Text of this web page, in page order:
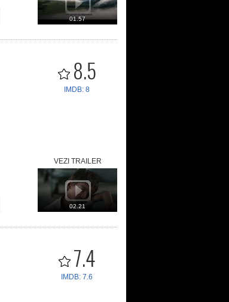
01.57
8.5
IMDB: 8
VEZI TRAILER
02.21
7.4
IMDB: 7.6